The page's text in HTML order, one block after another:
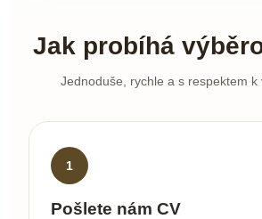
Jak probíhá
Jednoduše, rychle a s respektem k
Pošlete nám CV